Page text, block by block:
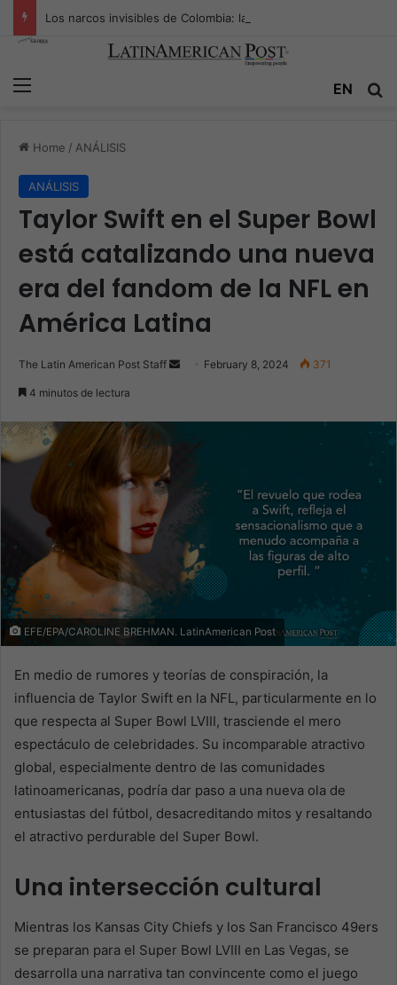
Menu EN
Home / ANÁLISIS
ANÁLISIS
Taylor Swift en el Super Bowl
está catalizando una nueva
era del fandom de la NFL en
América Latina
The Latin American Post Staff
Send February 8, 2024 371
4 minutos de lectura
EFE/EPA/CAROLINE BREHMAN. LatinAmerican Post
En medio de rumores y teorías de conspiración, la
influencia de Taylor Swift en la NFL, particularmente en lo
que respecta al Super Bowl LVIII, trasciende el mero
espectáculo de celebridades. Su incomparable atractivo
global, especialmente dentro de las comunidades
latinoamericanas, podría dar paso a una nueva ola de
entusiastas del fútbol, desacreditando mitos y resaltando
el atractivo perdurable del Super Bowl.
Una intersección cultural
Mientras los Kansas City Chiefs y los San Francisco 49ers
se preparan para el Super Bowl LVIII en Las Vegas, se
desarrolla una narrativa tan convincente como el juego